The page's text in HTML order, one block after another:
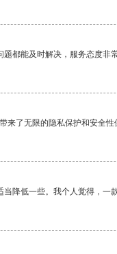
都能及时解决，服务态度非常
来了无限的隐私保护和安全性
降低一些。我个人觉得，一